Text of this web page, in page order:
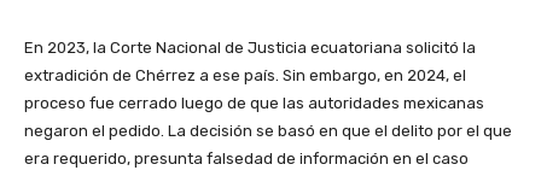
En 2023, la Corte Nacional de Justicia ecuatoriana solicitó la
extradición de Chérrez a ese país. Sin embargo, en 2024, el
proceso fue cerrado luego de que las autoridades mexicanas
negaron el pedido. La decisión se basó en que el delito por el que
era requerido, presunta falsedad de información en el caso